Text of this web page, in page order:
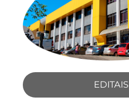
EDITAIS